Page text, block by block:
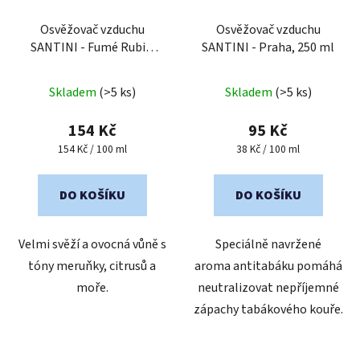
Osvěžovač vzduchu
SANTINI - Fumé Rubis,
hodnocení
produktu
je
z
Skladem (>5 ks)
154 Kč
Měrná
154 Kč / 100 ml
DO KOŠÍKU
Velmi svěží a ovocná vůně s
tóny meruňky, citrusů a
moře.
Osvěžovač vzduchu
SANTINI - Praha, 250 ml
hodnocení
produktu
je
z
Skladem (>5 ks)
95 Kč
Měrná
38 Kč / 100 ml
DO KOŠÍKU
Speciálně navržené
aroma antitabáku pomáhá
neutralizovat nepříjemné
zápachy tabákového kouře.